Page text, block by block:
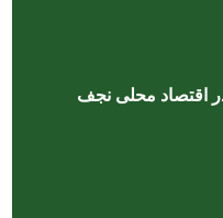
اقتصاد محلی نجف